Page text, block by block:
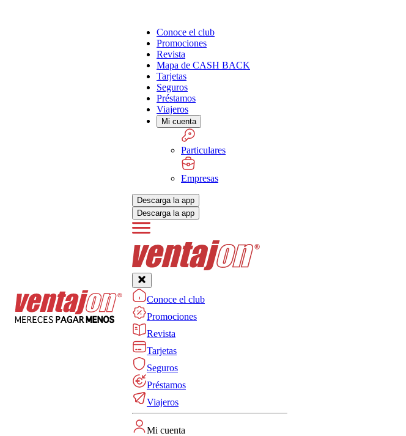
Conoce el club
Promociones
Revista
Mapa de CASH BACK
Tarjetas
Seguros
Préstamos
Viajeros
Mi cuenta
Particulares
Empresas
Descarga la app
Descarga la app
Conoce el club
Promociones
Revista
Tarjetas
Seguros
Préstamos
Viajeros
Mi cuenta